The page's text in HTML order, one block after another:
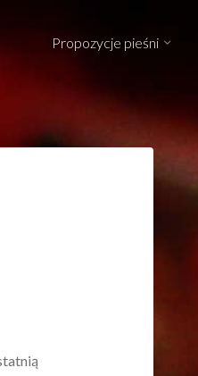
Propozycje pieśni